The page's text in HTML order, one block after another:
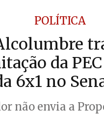
POLÍTICA
da
6x1 no
não envia a